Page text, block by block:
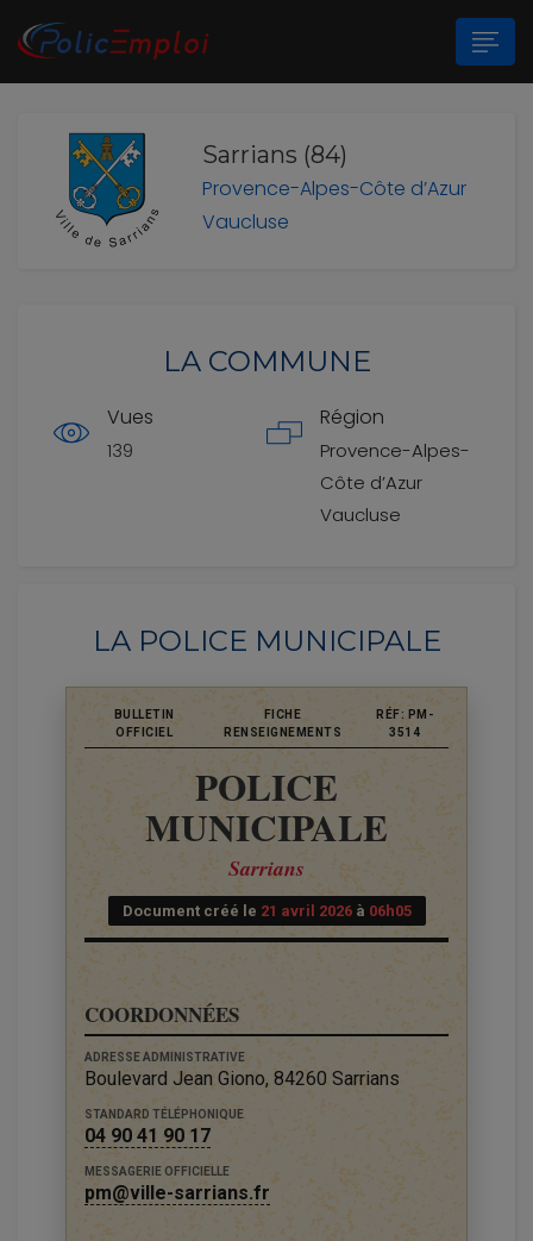
submenu (Les Polices Municipales)
submenu (A propos)
Sarrians (84)
Provence-Alpes-Côte d’Azur
Vaucluse
LA COMMUNE
Vues
139
Région
Provence-Alpes-
Côte d’Azur
Vaucluse
LA POLICE MUNICIPALE
BULLETIN
OFFICIEL
FICHE
RENSEIGNEMENTS
RÉF: PM-
3514
POLICE
MUNICIPALE
Sarrians
Document créé le 21 avril 2026à 06h05
COORDONNÉES
ADRESSE ADMINISTRATIVE
Boulevard Jean Giono, 84260 Sarrians
STANDARD TÉLÉPHONIQUE
04 90 41 90 17
MESSAGERIE OFFICIELLE
pm@ville-sarrians.fr